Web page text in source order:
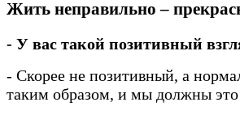
Жить неправильно –
- У вас такой позитивный
- Скорее не позитивный, а
таким образом, и мы должны это